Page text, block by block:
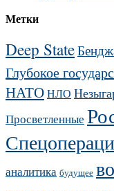
Метки
Deep State
Глубокое
НАТОНЛО
Просветленные
аналитика будущее